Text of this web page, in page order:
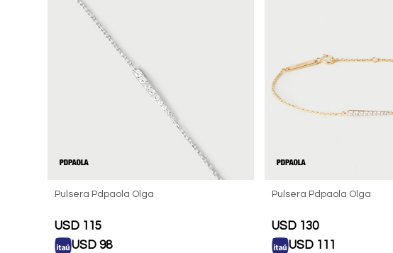
Pulsera Pdpaola Olga
USD 115
USD 98
Pulsera Pdpaola Olga
USD 130
USD 111